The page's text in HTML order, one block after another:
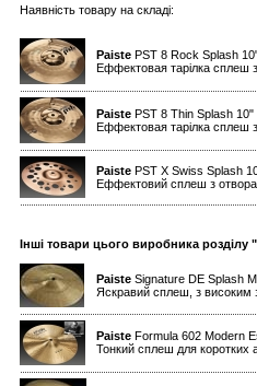
Наявність товару на складі:
Paiste PST 8 Rock Splash
Еффектовая тарілка сплеш
Paiste PST 8 Thin Splash 10"
Еффектовая тарілка сплеш
Paiste PST X Swiss Splash
Еффектовий сплеш з
Інші товари цього виробника розділу
Paiste Signature DE Splash
Яскравий сплеш, з високим
Paiste Formula 602 Modern
Тонкий сплеш для коротких